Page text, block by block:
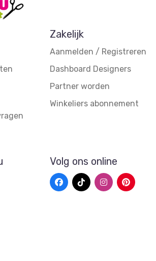
Zakelijk
Aanmelden / Registreren
Dashboard Designers
Partner worden
Winkeliers abonnement
Volg ons online